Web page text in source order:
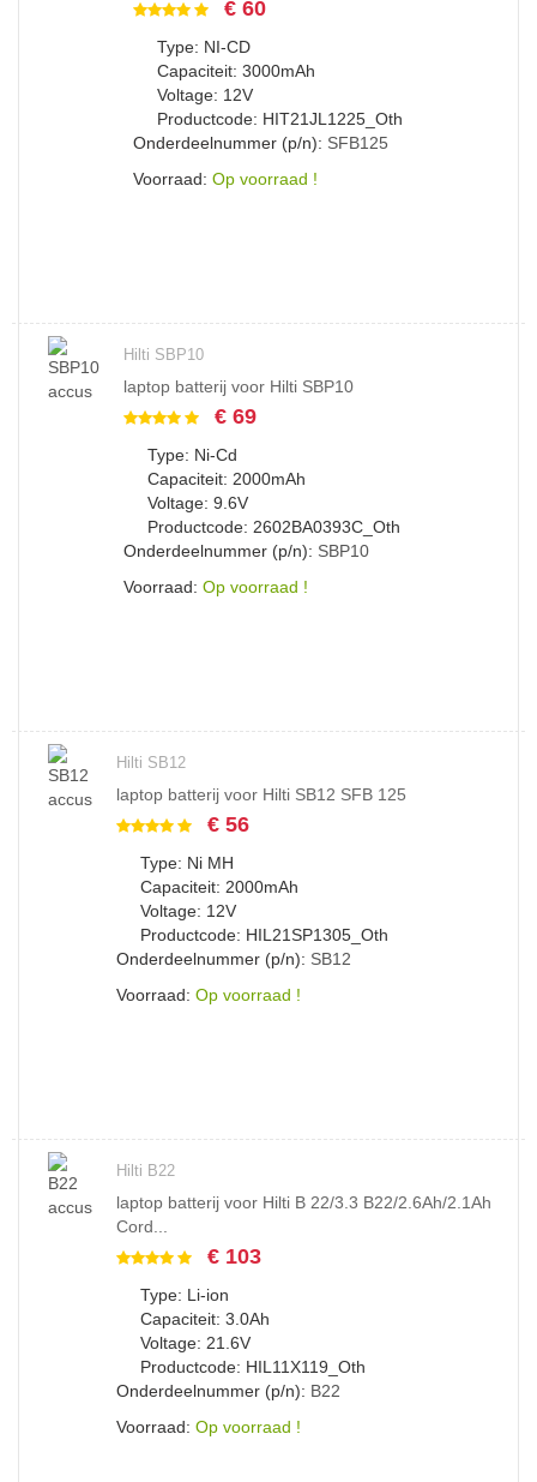
€ 60
Type: NI-CD
Capaciteit: 3000mAh
Voltage: 12V
Productcode: HIT21JL1225_Oth
Onderdeelnummer (p/n): SFB125
Voorraad: Op voorraad !
Hilti SBP10
laptop batterij voor Hilti SBP10
€ 69
Type: Ni-Cd
Capaciteit: 2000mAh
Voltage: 9.6V
Productcode: 2602BA0393C_Oth
Onderdeelnummer (p/n): SBP10
Voorraad: Op voorraad !
Hilti SB12
laptop batterij voor Hilti SB12 SFB 125
€ 56
Type: Ni MH
Capaciteit: 2000mAh
Voltage: 12V
Productcode: HIL21SP1305_Oth
Onderdeelnummer (p/n): SB12
Voorraad: Op voorraad !
Hilti B22
laptop batterij voor Hilti B 22/3.3 B22/2.6Ah/2.1Ah
Cord...
€ 103
Type: Li-ion
Capaciteit: 3.0Ah
Voltage: 21.6V
Productcode: HIL11X119_Oth
Onderdeelnummer (p/n): B22
Voorraad: Op voorraad !